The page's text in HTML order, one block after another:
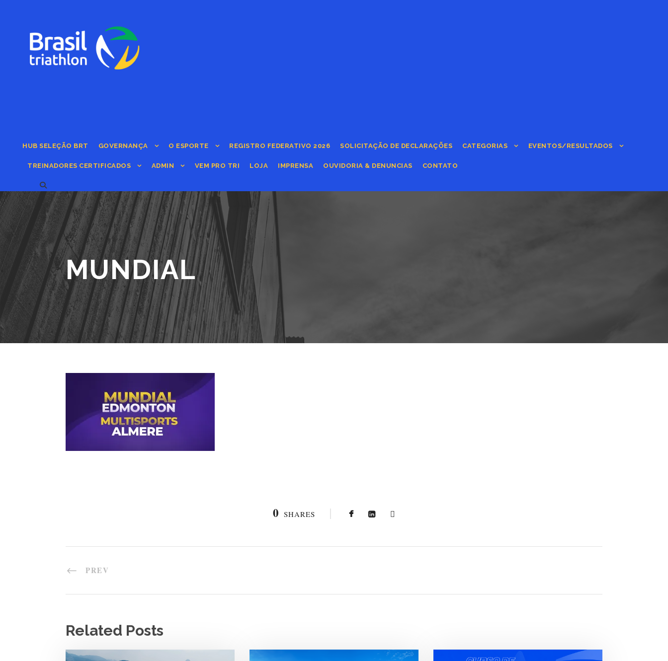
HUB SELEÇÃO BRT GOVERNANÇA O ESPORTE REGISTRO FEDERATIVO 2026 SOLICITAÇÃO DE DECLARAÇÕES CATEGORIAS EVENTOS/RESULTADOS
TREINADORES CERTIFICADOS ADMIN VEM PRO TRI LOJA IMPRENSA OUVIDORIA & DENUNCIAS CONTATO
MUNDIAL
0 SHARES
PREV
Related Posts